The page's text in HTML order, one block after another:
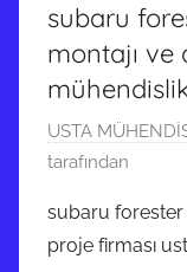
subaru
montajı ve
5
A
a
l
USTA
tarafından
subaru forester
proje firması